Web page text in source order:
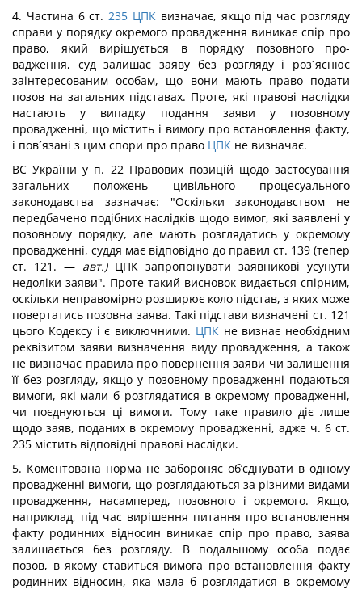
4. Частина 6 ст. 235 ЦПК визначає, якщо під час розгляду
справи у порядку окремого провадження виникає спір про
право, який вирішується в порядку позовного про­
вадження, суд залишає заяву без розгляду і роз´яснює
заінте­ресованим особам, що вони мають право подати
позов на загаль­них підставах. Проте, які правові наслідки
настають у випадку подання заяви у позовному
провадженні, що містить і вимогу про встановлення факту,
і пов´язані з цим спори про право ЦПК не визначає.
ВС України у п. 22 Правових позицій щодо застосування
загальних положень цивільного процесуального
законодавства зазначає: "Оскільки законодавством не
передба­чено подібних наслідків щодо вимог, які заявлені у
позовному порядку, але мають розглядатись у окремому
провадженні, суддя має відповідно до правил ст. 139 (тепер
ст. 121. — авт.) ЦПК запропонувати заявникові усунути
недоліки заяви". Проте такий висновок видається спірним,
оскільки неправомірно роз­ширює коло підстав, з яких може
повертатись позовна заява. Такі підстави визначені ст. 121
цього Кодексу і є виключни­ми. ЦПКне визнає необхідним
реквізитом заяви визначення виду провадження, а також
не визначає правила про повернення заяви чи залишення
її без розгляду, якщо у позовному про­вадженні подаються
вимоги, які мали б розглядатися в окремому провадженні,
чи поєднуються ці вимоги. Тому таке правило діє лише
щодо заяв, поданих в окремому провадженні, адже ч. 6 ст.
235 містить відповідні правові наслідки.
5. Коментована норма не забороняє об‘єднувати в одному
провадженні вимоги, що розглядаються за різними видами
провадження, насамперед, позовного і окремого. Якщо,
наприклад, під час вирішення питання про встановлення
факту родинних відносин виникає спір про право, заява
залишається без розгляду. В подальшому особа подає
позов, в якому ставиться вимога про встановлення факту
родинних відносин, яка мала б розглядатися в окремому